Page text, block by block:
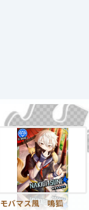
モバマス風 鳴狐